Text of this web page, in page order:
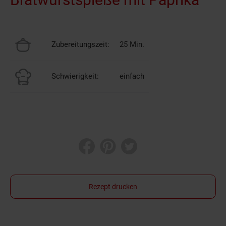
Zubereitungszeit: 25 Min.
Schwierigkeit: einfach
Rezept drucken